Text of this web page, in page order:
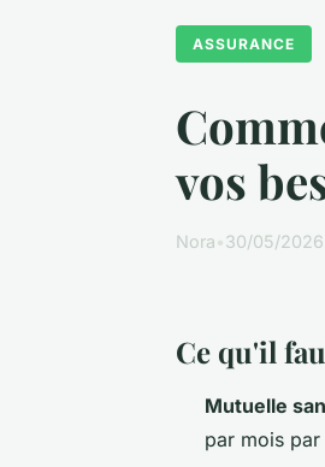
ASSURANCE
vos
Nora 30/05/2026
Ce qu'il
Mutuelle
par mois